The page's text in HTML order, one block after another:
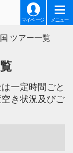
マイページ メニュー
ツアー一覧
一定時間ごと
き状況及びご